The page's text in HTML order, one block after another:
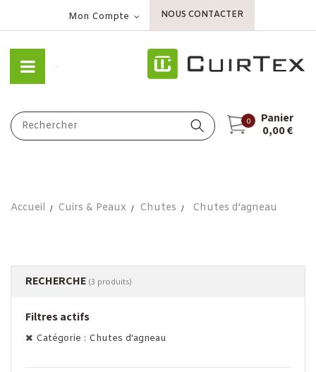
Mon Compte NOUS CONTACTER
0
Panier
0,00 €
Accueil Cuirs & Peaux Chutes Chutes d'agneau
RECHERCHE (3 produits)
Filtres actifs
Catégorie : Chutes d'agneau